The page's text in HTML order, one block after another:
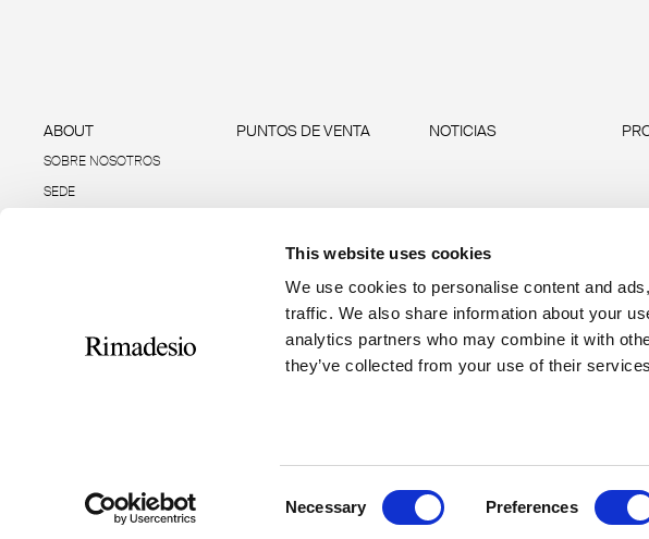
This website uses cookies
We use cookies to personalise content and
traffic. We also share information about your
analytics partners who may combine it with
they’ve collected from your use of their
Necessary Preferences
ABOUT
SOBRE NOSOTROS
SEDE
PUNTOS DE VENTA NOTICIAS
T +39 0362 3171